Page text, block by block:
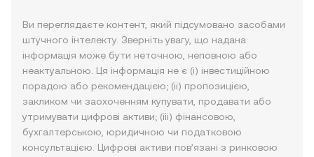
Ви переглядаєте контент, який підсумовано засобами
штучного інтелекту. Зверніть увагу, що надана
інформація може бути неточною, неповною або
неактуальною. Ця інформація не є (i) інвестиційною
порадою або рекомендацією; (ii) пропозицією,
закликом чи заохоченням купувати, продавати або
утримувати цифрові активи; (iii) фінансовою,
бухгалтерською, юридичною чи податковою
консультацією. Цифрові активи пов’язані з ринковою